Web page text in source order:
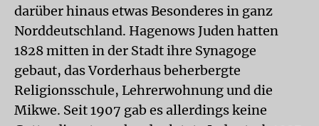
darüber hinaus etwas Besonderes in ganz
Norddeutschland. Hagenows Juden hatten
1828 mitten in der Stadt ihre Synagoge
gebaut, das Vorderhaus beherbergte
Religionsschule, Lehrerwohnung und die
Mikwe. Seit 1907 gab es allerdings keine